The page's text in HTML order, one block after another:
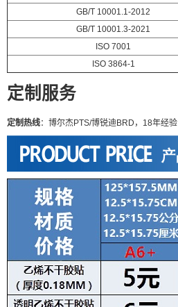
GB/T 10001.1-2012
GB/T 10001.3-2021
ISO 7001
ISO 3864-1
定制服务
定制热线：博尔杰PTS/博锐迪BRD，18年经